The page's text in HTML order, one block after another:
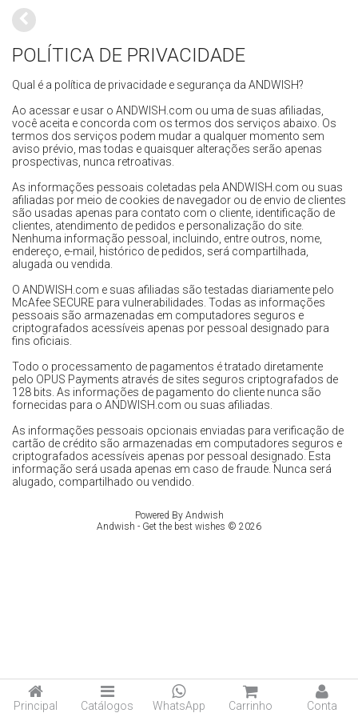
Principal Catálogos WhatsApp Carrinho Conta
POLÍTICA DE PRIVACIDADE
Qual é a política de privacidade e segurança da ANDWISH?
Ao acessar e usar o ANDWISH.com ou uma de suas afiliadas,
você aceita e concorda com os termos dos serviços abaixo. Os
termos dos serviços podem mudar a qualquer momento sem
aviso prévio, mas todas e quaisquer alterações serão apenas
prospectivas, nunca retroativas.
As informações pessoais coletadas pela ANDWISH.com ou suas
afiliadas por meio de cookies de navegador ou de envio de clientes
são usadas apenas para contato com o cliente, identificação de
clientes, atendimento de pedidos e personalização do site.
Nenhuma informação pessoal, incluindo, entre outros, nome,
endereço, e-mail, histórico de pedidos, será compartilhada,
alugada ou vendida.
O ANDWISH.com e suas afiliadas são testadas diariamente pelo
McAfee SECURE para vulnerabilidades. Todas as informações
pessoais são armazenadas em computadores seguros e
criptografados acessíveis apenas por pessoal designado para
fins oficiais.
Todo o processamento de pagamentos é tratado diretamente
pelo OPUS Payments através de sites seguros criptografados de
128 bits. As informações de pagamento do cliente nunca são
fornecidas para o ANDWISH.com ou suas afiliadas.
As informações pessoais opcionais enviadas para verificação de
cartão de crédito são armazenadas em computadores seguros e
criptografados acessíveis apenas por pessoal designado. Esta
informação será usada apenas em caso de fraude. Nunca será
alugado, compartilhado ou vendido.
Powered By Andwish
Andwish - Get the best wishes © 2026